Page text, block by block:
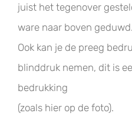
juist het tegenover
ware naar boven geduwd.
Ook kan je de preeg
blinddruk nemen, dit is
bedrukking
(zoals hier op de foto).